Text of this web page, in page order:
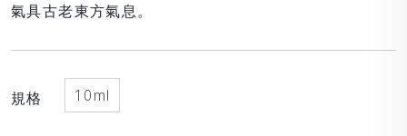
氣具古老東方氣息。
規格 10ml